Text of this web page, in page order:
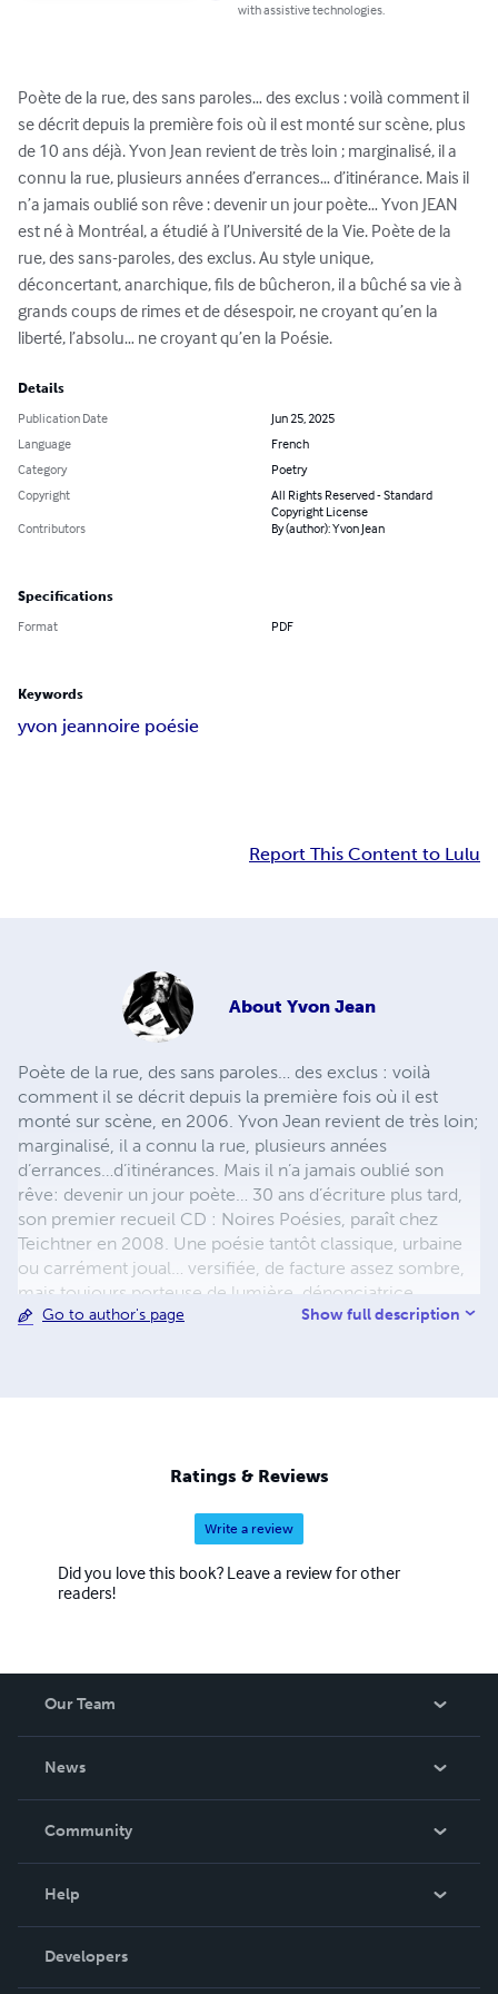
with assistive technologies.
Poète de la rue, des sans paroles… des exclus : voilà comment il
se décrit depuis la première fois où il est monté sur scène, plus
de 10 ans déjà. Yvon Jean revient de très loin ; marginalisé, il a
connu la rue, plusieurs années d’errances… d’itinérance. Mais il
n’a jamais oublié son rêve : devenir un jour poète… Yvon JEAN
est né à Montréal, a étudié à l’Université de la Vie. Poète de la
rue, des sans-paroles, des exclus. Au style unique,
déconcertant, anarchique, fils de bûcheron, il a bûché sa vie à
grands coups de rimes et de désespoir, ne croyant qu’en la
liberté, l’absolu… ne croyant qu’en la Poésie.
Details
Publication Date
Jun 25, 2025
Language
French
Category
Poetry
Copyright
All Rights Reserved - Standard
Copyright License
Contributors
By (author): Yvon Jean
Specifications
Format PDF
Keywords
yvon jeannoire poésie
Report This Content to Lulu
About Yvon Jean
Poète de la rue, des sans paroles… des exclus : voilà
comment il se décrit depuis la première fois où il est
monté sur scène, en 2006. Yvon Jean revient de très loin;
marginalisé, il a connu la rue, plusieurs années
d’errances…d’itinérances. Mais il n’a jamais oublié son
rêve: devenir un jour poète… 30 ans d’écriture plus tard,
son premier recueil CD : Noires Poésies, paraît chez
Teichtner en 2008. Une poésie tantôt classique, urbaine
ou carrément joual… versifiée, de facture assez sombre,
mais toujours porteuse de lumière, dénonciatrice,
donnant la parole aux exclus de ce monde. Il publie aussi
à 1000, 100 pages chacun, à suivre… Pour le public c’est
toujours un électrochoc, il entre comme en transe, se
sentant enfin vivre, exister.
Go to author's page Show full description
Ratings & Reviews
Write a review
Did you love this book? Leave a review for other
readers!
Our Team
News
In The News
Community
Podcast
Help
Order Lookup
Knowledge Base
Developers